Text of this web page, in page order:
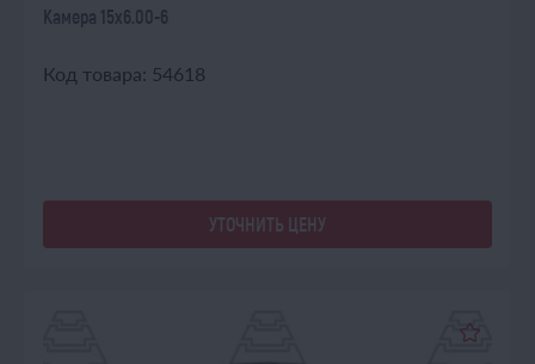
Камера 15х6.00-6
Код товара: 54618
УТОЧНИТЬ ЦЕНУ